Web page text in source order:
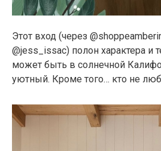
Этот вход (через
@jess_issac) полон характера и
может быть в солнечной
уютный. Кроме того… кто не